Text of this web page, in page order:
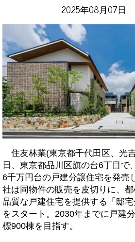
2025年08月07日
住友林業(東京都千代田区、光
日、東京都品川区旗の台6丁目で
6千万円台の戸建分譲住宅を発売
社は同物件の販売を皮切りに、
品質な戸建住宅を提供する「邸宅
をスタート。2030年までに戸建
標900棟を目指す。